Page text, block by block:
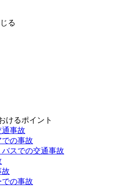
けるポイント
通事故
での事故
バスでの交通事故
故
での事故